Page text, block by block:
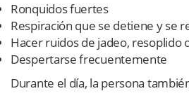
Ronquidos fuertes
Respiración que se detiene y se
Hacer ruidos de jadeo, resoplido
Despertarse frecuentemente
Durante el día, la persona